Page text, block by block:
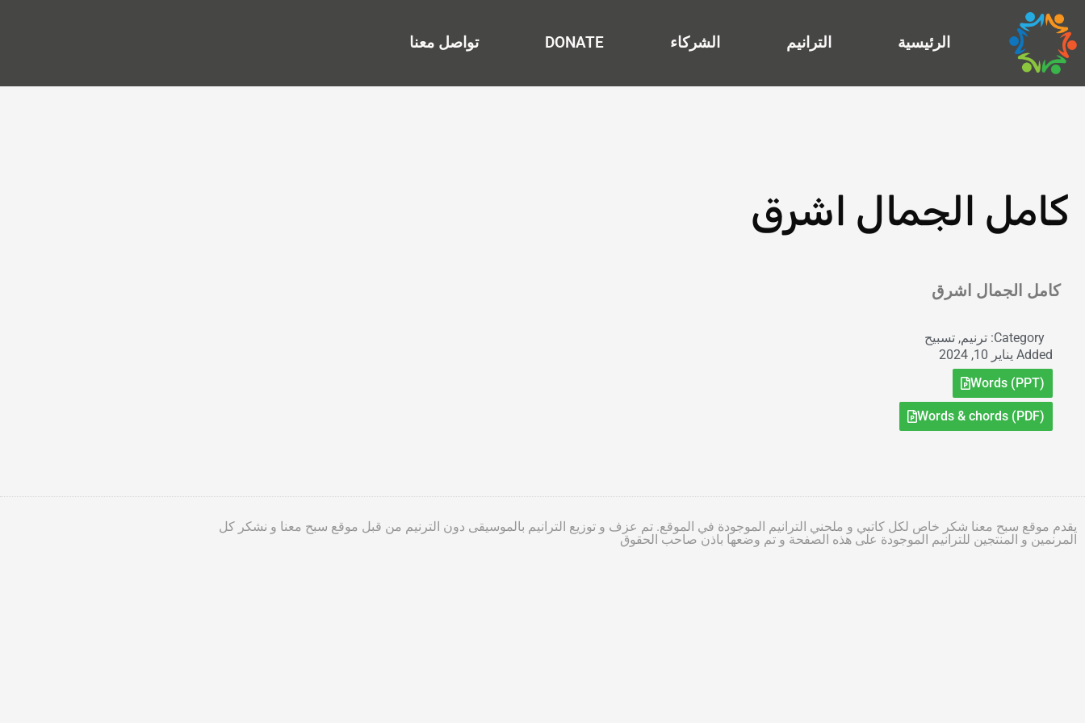
إلى
المحتوى
الرئيسية الترانيم الشركاء DONATE تواصل معنا
كامل الجمال اشرق
كامل الجمال اشرق
Category: ترنيم, تسبيح
Added يناير 10, 2024
Words (PPT)
Words & chords (PDF)
يقدم موقع سبح معنا شكر خاص لكل كاتبي و ملحني الترانيم الموجودة في الموقع. تم عزف و توزيع الترانيم بالموسيقى دون الترنيم من قبل موقع سبح معنا و نشكر كل
المرنمين و المنتجين للترانيم الموجودة على هذه الصفحة و تم وضعها باذن صاحب الحقوق